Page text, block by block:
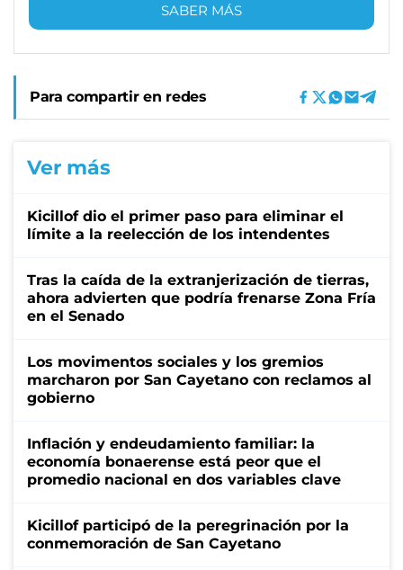
SABER MÁS
Para compartir en redes
Ver más
Kicillof dio el primer paso para eliminar el
límite a la reelección de los intendentes
Tras la caída de la extranjerización de tierras,
ahora advierten que podría frenarse Zona Fría
en el Senado
Los movimentos sociales y los gremios
marcharon por San Cayetano con reclamos al
gobierno
Inflación y endeudamiento familiar: la
economía bonaerense está peor que el
promedio nacional en dos variables clave
Kicillof participó de la peregrinación por la
conmemoración de San Cayetano